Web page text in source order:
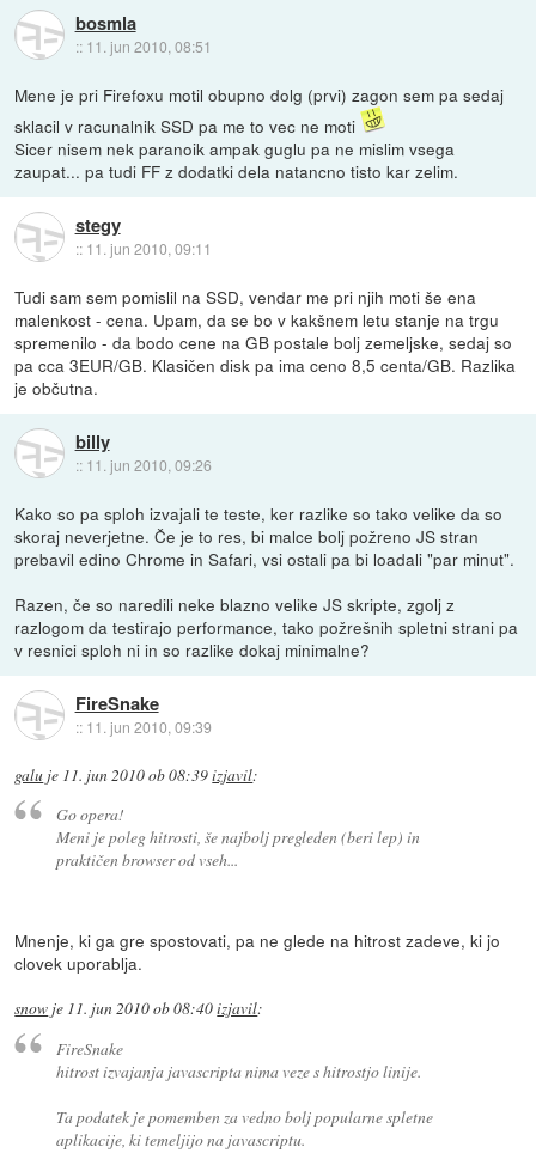
bosmla
:: 11. jun 2010, 08:51
Mene je pri Firefoxu motil obupno dolg (prvi) zagon sem pa sedaj
sklacil v racunalnik SSD pa me to vec ne moti
Sicer nisem nek paranoik ampak guglu pa ne mislim vsega
zaupat... pa tudi FF z dodatki dela natancno tisto kar zelim.
stegy
:: 11. jun 2010, 09:11
Tudi sam sem pomislil na SSD, vendar me pri njih moti še ena
malenkost - cena. Upam, da se bo v kakšnem letu stanje na trgu
spremenilo - da bodo cene na GB postale bolj zemeljske, sedaj so
pa cca 3EUR/GB. Klasičen disk pa ima ceno 8,5 centa/GB. Razlika
je občutna.
billy
:: 11. jun 2010, 09:26
Kako so pa sploh izvajali te teste, ker razlike so tako velike da so
skoraj neverjetne. Če je to res, bi malce bolj požreno JS stran
prebavil edino Chrome in Safari, vsi ostali pa bi loadali "par minut".
Razen, če so naredili neke blazno velike JS skripte, zgolj z
razlogom da testirajo performance, tako požrešnih spletni strani pa
v resnici sploh ni in so razlike dokaj minimalne?
FireSnake
:: 11. jun 2010, 09:39
galu je 11. jun 2010 ob 08:39izjavil:
Go opera!
Meni je poleg hitrosti, še najbolj pregleden (beri lep) in
praktičen browser od vseh...
Mnenje, ki ga gre spostovati, pa ne glede na hitrost zadeve, ki jo
clovek uporablja.
snow je 11. jun 2010 ob 08:40izjavil:
FireSnake
hitrost izvajanja javascripta nima veze s hitrostjo linije.
Ta podatek je pomemben za vedno bolj popularne spletne
aplikacije, ki temeljijo na javascriptu.